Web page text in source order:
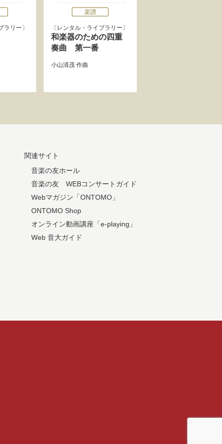
ラリー
楽譜
レンタル・ライブラリー
和楽器のための四重
奏曲 第一番
小山清茂 作曲
関連サイト
音楽の友ホール
音楽の友 WEBコンサートガイド
Webマガジン「ONTOMO」
ONTOMO Shop
オンライン動画講座「e-playing」
Web 音大ガイド